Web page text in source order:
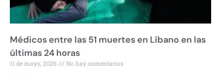
Médicos entre las 51 muertes en Líbano en las
últimas 24 horas
11 de mayo, 2026 No hay comentarios